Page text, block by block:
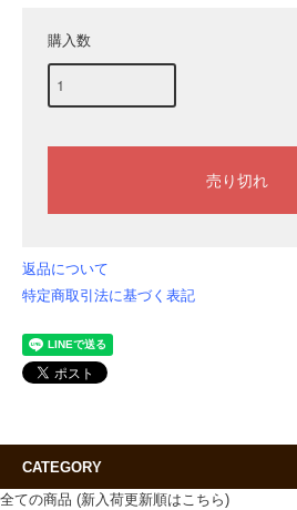
購入数
返品について
特定商取引法に基づく表記
CATEGORY
全ての商品 (新入荷更新順はこちら)